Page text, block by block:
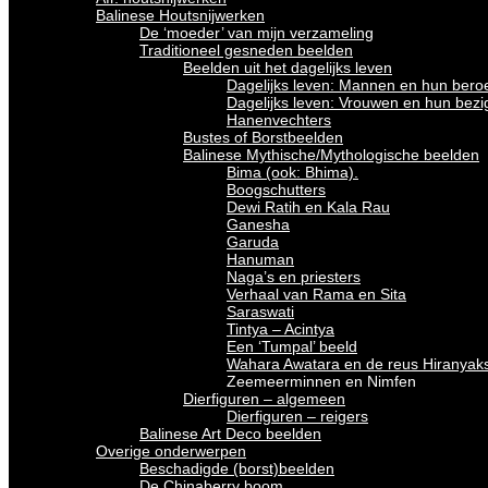
Balinese Houtsnijwerken
De ‘moeder’ van mijn verzameling
Traditioneel gesneden beelden
Beelden uit het dagelijks leven
Dagelijks leven: Mannen en hun
Dagelijks leven: Vrouwen en hun
Hanenvechters
Bustes of Borstbeelden
Balinese Mythische/Mythologische beelden
Bima (ook: Bhima).
Boogschutters
Dewi Ratih en Kala Rau
Ganesha
Garuda
Hanuman
Naga’s en priesters
Verhaal van Rama en Sita
Saraswati
Tintya – Acintya
Een ‘Tumpal’ beeld
Wahara Awatara en de reus
Zeemeerminnen en Nimfen
Dierfiguren – algemeen
Dierfiguren – reigers
Balinese Art Deco beelden
Overige onderwerpen
Beschadigde (borst)beelden